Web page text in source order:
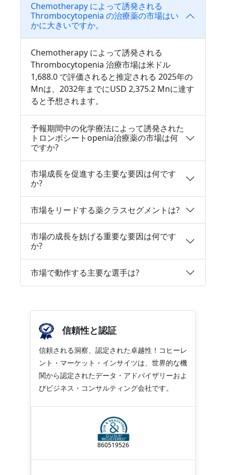
Chemotherapy によって誘発される
Thrombocytopenia の治療薬の市場はい
かに大きいですか。
Chemotherapy によって誘発される
Thrombocytopenia 治療市場は米ドル
1,688.0 で評価されると推定される 2025年の
Mnは、2032年までにUSD 2,375.2 Mnに達す
ると予想されます。
予報期間中の化学療法によって誘発された
トロンボシートopenia治療薬の市場は何
ですか?
市場成長を促進する主要な要因は何です
か?
市場をリードする薬クラスセグメントは?
市場の成長を妨げる重要な要因は何です
か?
市場で動作する主要な選手は?
信頼性と認証
信頼される洞察、認定された卓越性！コヒーレ
ント・マーケット・インサイツは、世界的な機
関から認定されたデータ・アドバイザリーおよ
びビジネス・コンサルティング会社です。
860519526